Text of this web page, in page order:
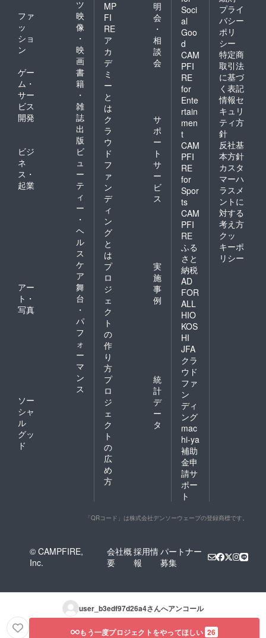
ツ
ファ
ッ
ショ
ン
映
像
・
映
画
ゲー
ム・
サー
ビス
開発
書
籍
・
雑
誌
出
版
ビジ
ネ
ス・
起業
ビ
ュ
ー
テ
ィ
ー
・
ヘ
ル
ス
ケ
ア
アー
ト・
写真
舞
台
・
パ
フ
ォ
ー
マ
ン
ス
ソー
シャ
ル
グッ
ド
MP
FI
RE
ア
カ
デ
ミ
ー
と
は
明
会
・
相
談
会
ク
ラ
ウ
ド
フ
ァ
ン
デ
ィ
ン
グ
と
は
サ
ポ
ー
ト
サ
ー
ビ
ス
プ
ロ
ジ
ェ
ク
ト
の
作
り
方
実
施
事
例
プ
ロ
ジ
ェ
ク
ト
の
広
め
方
統
計
デ
ー
タ
Soci
al
Goo
d
CAM
PFI
RE
for
Ente
rtain
men
t
CAM
PFI
RE
for
Spor
ts
CAM
PFI
RE
ふる
さと
納税
AD
FOR
ALL
HIO
KOS
HI
JFA
クラ
ウド
ファ
ン
ディ
ング
mac
hi-ya
補助
金申
請サ
ポー
ト
プライ
バシー
ポリ
シー
特定商
取引法
に基づ
く表記
情報セ
キュリ
ティ方
針
反社基
本方針
カスタ
マーハ
ラスメ
ントに
対する
考え方
クッ
キーポ
リシー
「QRコード」は株式会社デンソーウェーブの登録商標です。
© CAMPFIRE,
Inc.
会社概
要
採用情
報
パートナー
募集
user_b3edf97d26a4さんへアンコール
もう一度プロジェクトをやってほしい 26